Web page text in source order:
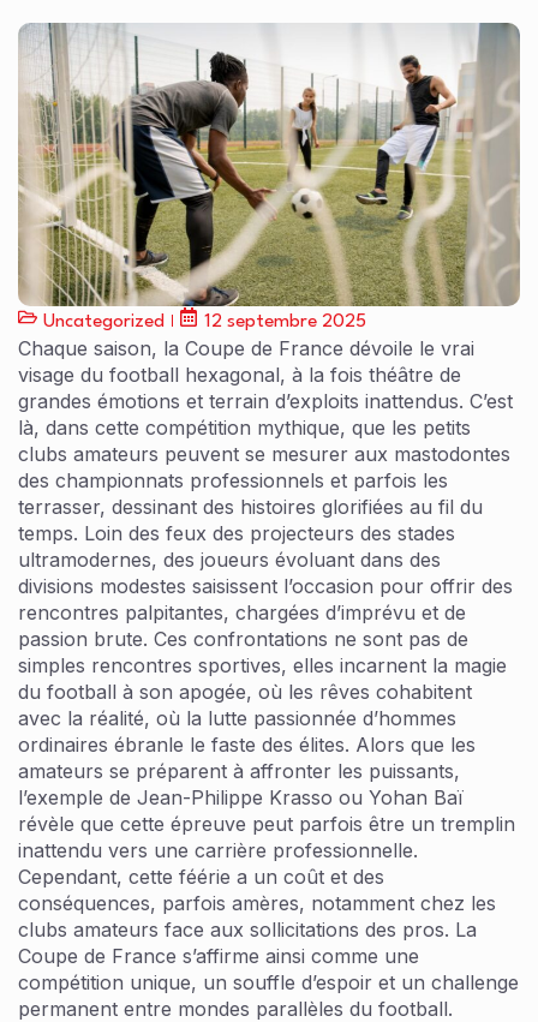
Uncategorized 12 septembre 2025
Chaque saison, la Coupe de France dévoile le vrai
visage du football hexagonal, à la fois théâtre de
grandes émotions et terrain d’exploits inattendus. C’est
là, dans cette compétition mythique, que les petits
clubs amateurs peuvent se mesurer aux mastodontes
des championnats professionnels et parfois les
terrasser, dessinant des histoires glorifiées au fil du
temps. Loin des feux des projecteurs des stades
ultramodernes, des joueurs évoluant dans des
divisions modestes saisissent l’occasion pour offrir des
rencontres palpitantes, chargées d’imprévu et de
passion brute. Ces confrontations ne sont pas de
simples rencontres sportives, elles incarnent la magie
du football à son apogée, où les rêves cohabitent
avec la réalité, où la lutte passionnée d’hommes
ordinaires ébranle le faste des élites. Alors que les
amateurs se préparent à affronter les puissants,
l’exemple de Jean-Philippe Krasso ou Yohan Baï
révèle que cette épreuve peut parfois être un tremplin
inattendu vers une carrière professionnelle.
Cependant, cette féérie a un coût et des
conséquences, parfois amères, notamment chez les
clubs amateurs face aux sollicitations des pros. La
Coupe de France s’affirme ainsi comme une
compétition unique, un souffle d’espoir et un challenge
permanent entre mondes parallèles du football.